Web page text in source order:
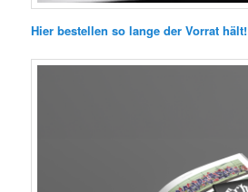
Hier bestellen so lange der Vorrat hält!